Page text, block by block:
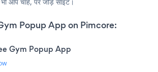
Popup App on Pimcore:
Gym Popup App